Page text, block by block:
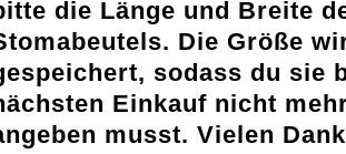
die Länge und Breite
Die Größe
sodass du sie
Einkauf nicht
musst. Vielen